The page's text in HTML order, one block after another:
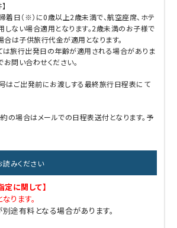
日（※）に0歳以上2歳未満で、航空座席、ホテ
しない場合適用となります。2歳未満のお子様で
は子供旅行代金が適用となります。
は旅行出発日の年齢が適用される場合がありま
お問い合わせください。
はご出発前にお渡しする最終旅行日程表にて
の場合はメールでの日程表送付となります。予
読みください
定に関して】
ります。
途有料となる場合があります。